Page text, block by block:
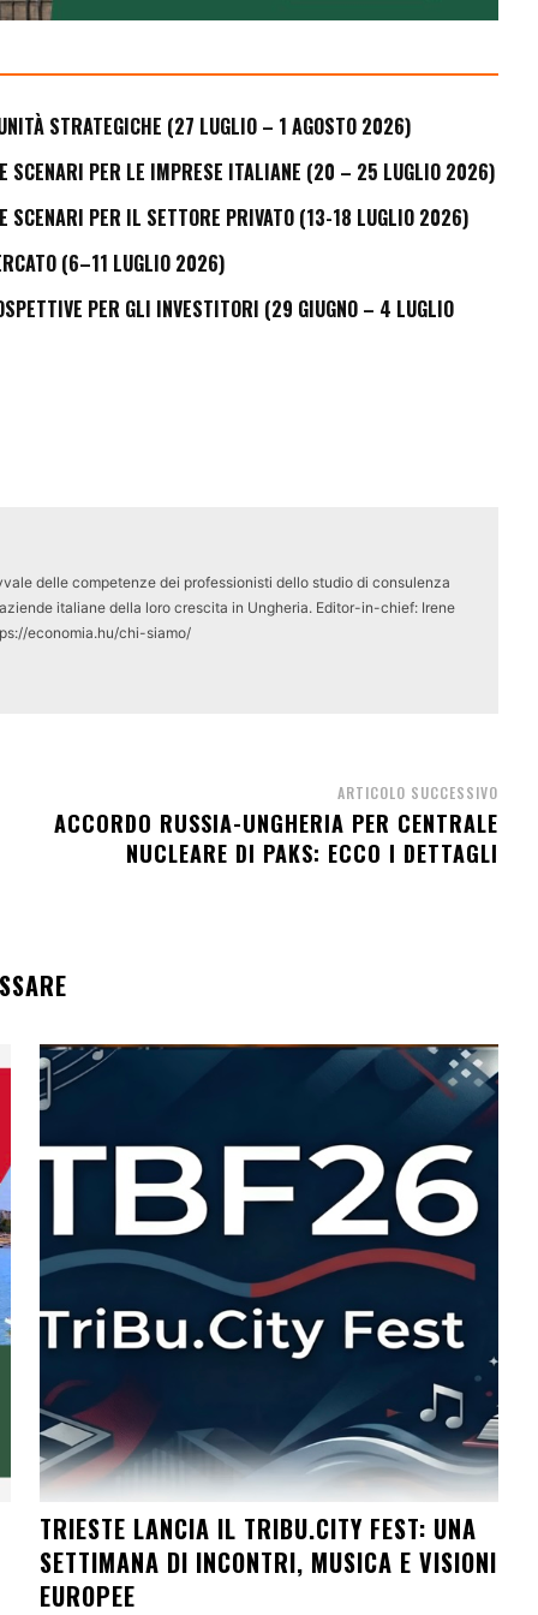
STRATEGICHE (27 LUGLIO – 1 AGOSTO 2026)
SCENARI PER LE IMPRESE ITALIANE (20 – 25 LUGLIO 2026)
SCENARI PER IL SETTORE PRIVATO (13-18 LUGLIO 2026)
(6–11 LUGLIO 2026)
PER GLI INVESTITORI (29 GIUGNO – 4 LUGLIO
delle competenze dei professionisti dello studio di consulenza
italiane della loro crescita in Ungheria. Editor-in-chief: Irene
economia.hu/chi-siamo/
ARTICOLO SUCCESSIVO
ACCORDO RUSSIA-UNGHERIA PER CENTRALE
NUCLEARE DI PAKS: ECCO I DETTAGLI
TRIESTE LANCIA IL TRIBU.CITY FEST: UNA
SETTIMANA DI INCONTRI, MUSICA E VISIONI
EUROPEE